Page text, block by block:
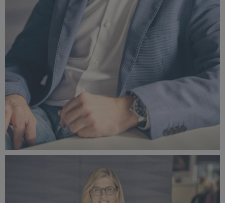
Krzysztof Mocek.jpg